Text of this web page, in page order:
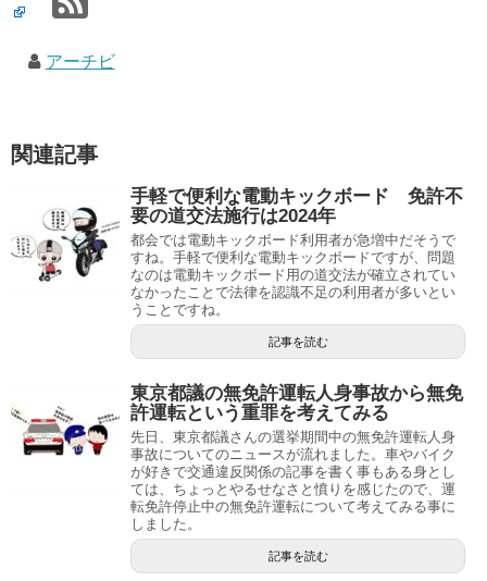
アーチビ
関連記事
手軽で便利な電動キックボード 免許不
要の道交法施行は2024年
都会では電動キックボード利用者が急増中だそうで
すね。手軽で便利な電動キックボードですが、問題
なのは電動キックボード用の道交法が確立されてい
なかったことで法律を認識不足の利用者が多いとい
うことですね。
記事を読む
東京都議の無免許運転人身事故から無免
許運転という重罪を考えてみる
先日、東京都議さんの選挙期間中の無免許運転人身
事故についてのニュースが流れました。車やバイク
が好きで交通違反関係の記事を書く事もある身とし
ては、ちょっとやるせなさと憤りを感じたので、運
転免許停止中の無免許運転について考えてみる事に
しました。
記事を読む